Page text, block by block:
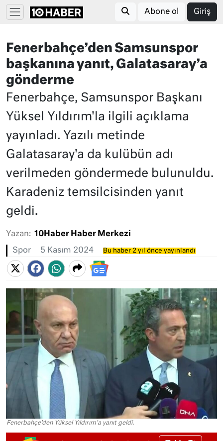
Abone ol Giriş
Fenerbahçe’den Samsunspor
başkanına yanıt, Galatasaray’a
gönderme
Fenerbahçe, Samsunspor Başkanı
Yüksel Yıldırım'la ilgili açıklama
yayınladı. Yazılı metinde
Galatasaray'a da kulübün adı
verilmeden göndermede bulunuldu.
Karadeniz temsilcisinden yanıt
geldi.
Yazan: 10Haber Haber Merkezi
Spor 5 Kasım 2024 Bu haber 2 yıl önce yayınlandı
Fenerbahçe'den Yüksel Yıldırım'a yanıt geldi.